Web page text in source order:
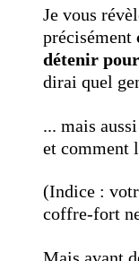
Je vous
précisément
détenir
dirai quel
... mais
et comment
(Indice :
coffre-fort